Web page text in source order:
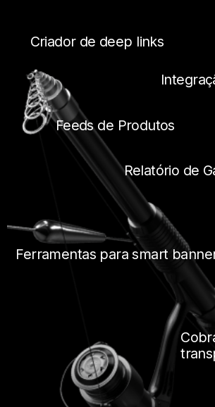
Relatório de
Criador de deep links
Feeds de Produtos
Ferramentas para smart